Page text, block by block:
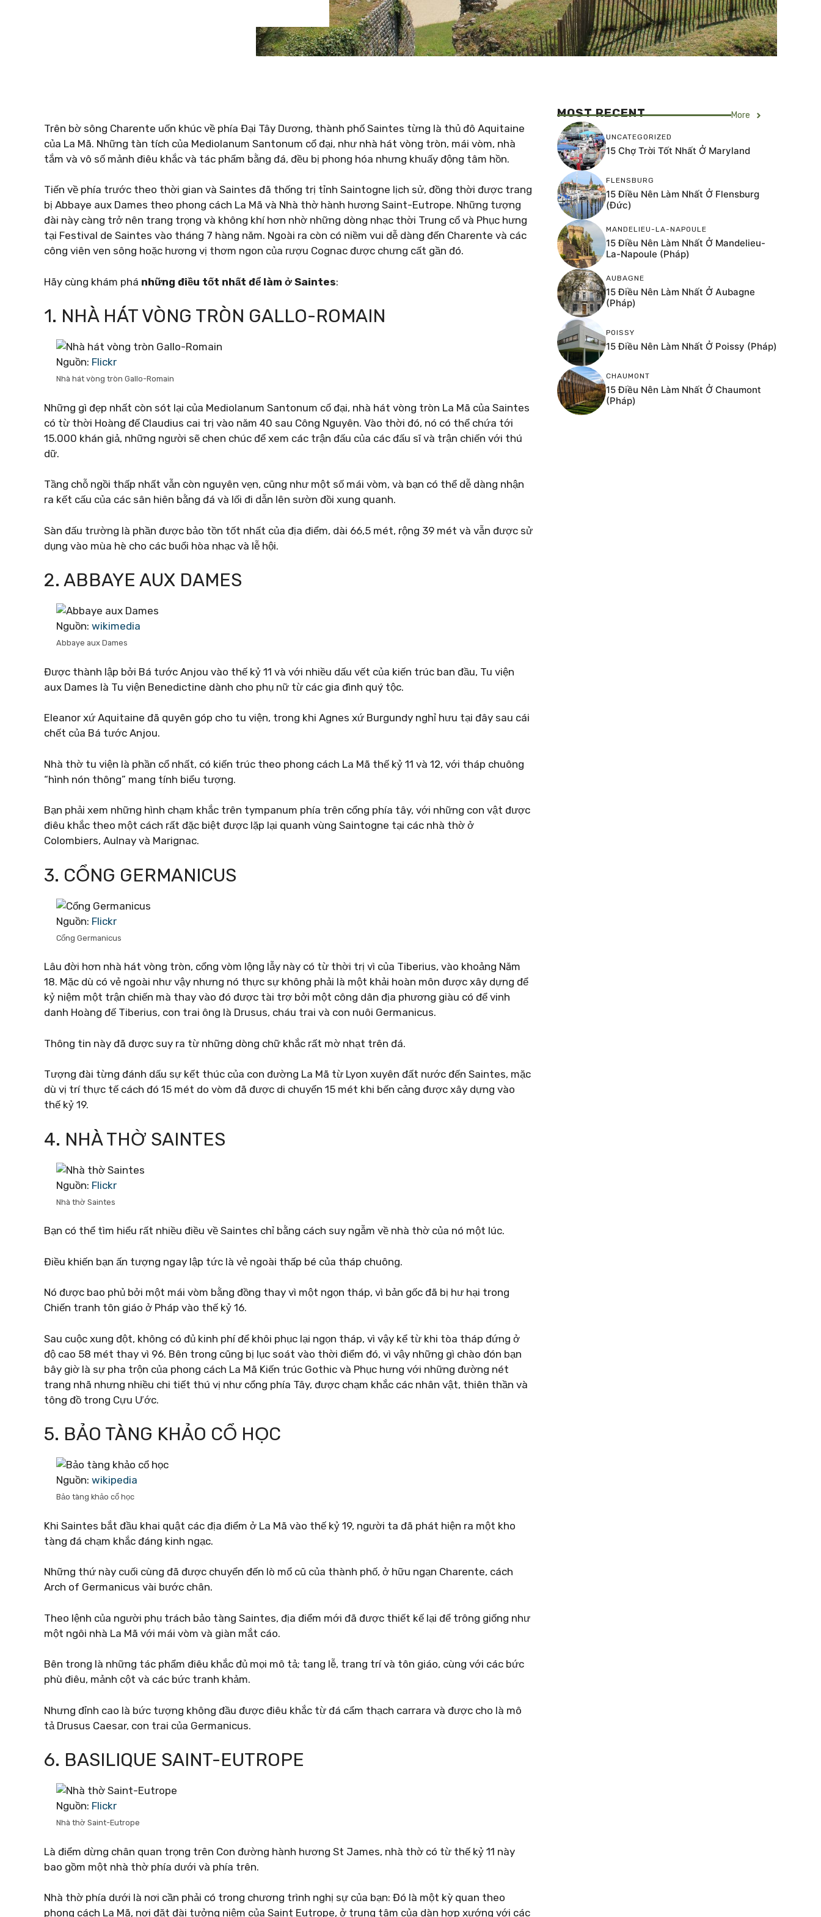
Trên bờ sông Charente uốn khúc về phía Đại Tây Dương, thành phố Saintes từng là thủ đô Aquitaine
của La Mã. Những tàn tích của Mediolanum Santonum cổ đại, như nhà hát vòng tròn, mái vòm, nhà
tắm và vô số mảnh điêu khắc và tác phẩm bằng đá, đều bị phong hóa nhưng khuấy động tâm hồn.
Tiến về phía trước theo thời gian và Saintes đã thống trị tỉnh Saintogne lịch sử, đồng thời được trang
bị Abbaye aux Dames theo phong cách La Mã và Nhà thờ hành hương Saint-Eutrope. Những tượng
đài này càng trở nên trang trọng và không khí hơn nhờ những dòng nhạc thời Trung cổ và Phục hưng
tại Festival de Saintes vào tháng 7 hàng năm. Ngoài ra còn có niềm vui dễ dàng đến Charente và các
công viên ven sông hoặc hương vị thơm ngon của rượu Cognac được chưng cất gần đó.
Hãy cùng khám phá những điều tốt nhất để làm ở Saintes:
1. NHÀ HÁT VÒNG TRÒN GALLO-ROMAIN
Nguồn: Flickr
Nhà hát vòng tròn Gallo-Romain
Những gì đẹp nhất còn sót lại của Mediolanum Santonum cổ đại, nhà hát vòng tròn La Mã của Saintes
có từ thời Hoàng đế Claudius cai trị vào năm 40 sau Công Nguyên. Vào thời đó, nó có thể chứa tới
15.000 khán giả, những người sẽ chen chúc để xem các trận đấu của các đấu sĩ và trận chiến với thú
dữ.
Tầng chỗ ngồi thấp nhất vẫn còn nguyên vẹn, cũng như một số mái vòm, và bạn có thể dễ dàng nhận
ra kết cấu của các sân hiên bằng đá và lối đi dẫn lên sườn đồi xung quanh.
Sàn đấu trường là phần được bảo tồn tốt nhất của địa điểm, dài 66,5 mét, rộng 39 mét và vẫn được sử
dụng vào mùa hè cho các buổi hòa nhạc và lễ hội.
2. ABBAYE AUX DAMES
Nguồn: wikimedia
Abbaye aux Dames
Được thành lập bởi Bá tước Anjou vào thế kỷ 11 và với nhiều dấu vết của kiến ​​trúc ban đầu, Tu viện
aux Dames là Tu viện Benedictine dành cho phụ nữ từ các gia đình quý tộc.
Eleanor xứ Aquitaine đã quyên góp cho tu viện, trong khi Agnes xứ Burgundy nghỉ hưu tại đây sau cái
chết của Bá tước Anjou.
Nhà thờ tu viện là phần cổ nhất, có kiến ​​trúc theo phong cách La Mã thế kỷ 11 và 12, với tháp chuông
“hình nón thông” mang tính biểu tượng.
Bạn phải xem những hình chạm khắc trên tympanum phía trên cổng phía tây, với những con vật được
điêu khắc theo một cách rất đặc biệt được lặp lại quanh vùng Saintogne tại các nhà thờ ở
Colombiers, Aulnay và Marignac.
3. CỔNG GERMANICUS
Nguồn: Flickr
Cổng Germanicus
Lâu đời hơn nhà hát vòng tròn, cổng vòm lộng lẫy này có từ thời trị vì của Tiberius, vào khoảng Năm
18. Mặc dù có vẻ ngoài như vậy nhưng nó thực sự không phải là một khải hoàn môn được xây dựng để
kỷ niệm một trận chiến mà thay vào đó được tài trợ bởi một công dân địa phương giàu có để vinh
danh Hoàng đế Tiberius, con trai ông là Drusus, cháu trai và con nuôi Germanicus.
Thông tin này đã được suy ra từ những dòng chữ khắc rất mờ nhạt trên đá.
Tượng đài từng đánh dấu sự kết thúc của con đường La Mã từ Lyon xuyên đất nước đến Saintes, mặc
dù vị trí thực tế cách đó 15 mét do vòm đã được di chuyển 15 mét khi bến cảng được xây dựng vào
thế kỷ 19.
4. NHÀ THỜ SAINTES
Nguồn: Flickr
Nhà thờ Saintes
Bạn có thể tìm hiểu rất nhiều điều về Saintes chỉ bằng cách suy ngẫm về nhà thờ của nó một lúc.
Điều khiến bạn ấn tượng ngay lập tức là vẻ ngoài thấp bé của tháp chuông.
Nó được bao phủ bởi một mái vòm bằng đồng thay vì một ngọn tháp, vì bản gốc đã bị hư hại trong
Chiến tranh tôn giáo ở Pháp vào thế kỷ 16.
Sau cuộc xung đột, không có đủ kinh phí để khôi phục lại ngọn tháp, vì vậy kể từ khi tòa tháp đứng ở
độ cao 58 mét thay vì 96. Bên trong cũng bị lục soát vào thời điểm đó, vì vậy những gì chào đón bạn
bây giờ là sự pha trộn của phong cách La Mã Kiến trúc Gothic và Phục hưng với những đường nét
trang nhã nhưng nhiều chi tiết thú vị như cổng phía Tây, được chạm khắc các nhân vật, thiên thần và
tông đồ trong Cựu Ước.
5. BẢO TÀNG KHẢO CỔ HỌC
Nguồn: wikipedia
Bảo tàng khảo cổ học
Khi Saintes bắt đầu khai quật các địa điểm ở La Mã vào thế kỷ 19, người ta đã phát hiện ra một kho
tàng đá chạm khắc đáng kinh ngạc.
Những thứ này cuối cùng đã được chuyển đến lò mổ cũ của thành phố, ở hữu ngạn Charente, cách
Arch of Germanicus vài bước chân.
Theo lệnh của người phụ trách bảo tàng Saintes, địa điểm mới đã được thiết kế lại để trông giống như
một ngôi nhà La Mã với mái vòm và giàn mắt cáo.
Bên trong là những tác phẩm điêu khắc đủ mọi mô tả; tang lễ, trang trí và tôn giáo, cùng với các bức
phù điêu, mảnh cột và các bức tranh khảm.
Nhưng đỉnh cao là bức tượng không đầu được điêu khắc từ đá cẩm thạch carrara và được cho là mô
tả Drusus Caesar, con trai của Germanicus.
6. BASILIQUE SAINT-EUTROPE
Nguồn: Flickr
Nhà thờ Saint-Eutrope
Là điểm dừng chân quan trọng trên Con đường hành hương St James, nhà thờ có từ thế kỷ 11 này
bao gồm một nhà thờ phía dưới và phía trên.
Nhà thờ phía dưới là nơi cần phải có trong chương trình nghị sự của bạn: Đó là một kỳ quan theo
phong cách La Mã, nơi đặt đài tưởng niệm của Saint Eutrope, ở trung tâm của dàn hợp xướng với các
MOST RECENT More
UNCATEGORIZED
15 Chợ Trời Tốt Nhất Ở Maryland
FLENSBURG
15 Điều Nên Làm Nhất Ở Flensburg
(Đức)
MANDELIEU-LA-NAPOULE
15 Điều Nên Làm Nhất Ở Mandelieu-
La-Napoule (Pháp)
AUBAGNE
15 Điều Nên Làm Nhất Ở Aubagne
(Pháp)
POISSY
15 Điều Nên Làm Nhất Ở Poissy (Pháp)
CHAUMONT
15 Điều Nên Làm Nhất Ở Chaumont
(Pháp)